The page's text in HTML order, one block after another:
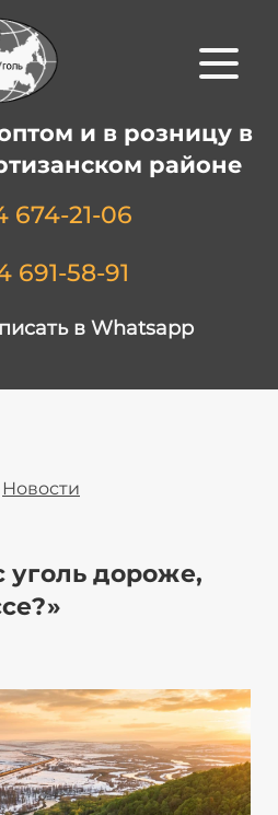
и в розницу в
районе
674-21-06
691-58-91
в Whatsapp
Новости
уголь дороже,